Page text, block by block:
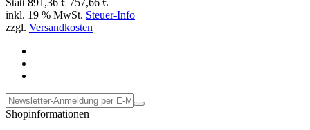
inkl. 19 % MwSt. Steuer-Info
zzgl. Versandkosten
Shopinformationen